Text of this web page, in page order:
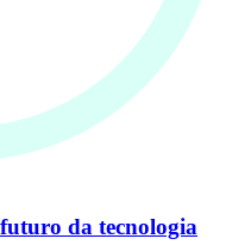
da tecnologia